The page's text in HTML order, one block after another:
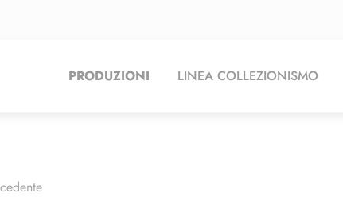
PRODUZIONI LINEA COLLEZIONISMO